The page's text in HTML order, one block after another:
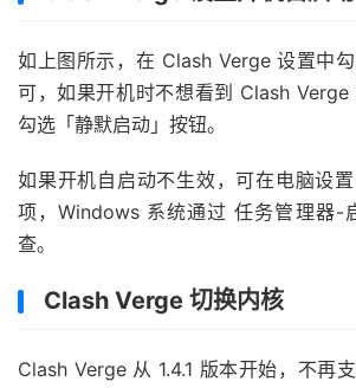
如上图所示，在 Clash Verge 设置中
可，如果开机时不想看到 Clash
勾选「静默启动」按钮。
如果开机自启动不生效，可在电脑设
项，Windows 系统通过 任务管理器-
查。
Clash Verge 切换内核
Clash Verge 从 1.4.1 版本开始，不再